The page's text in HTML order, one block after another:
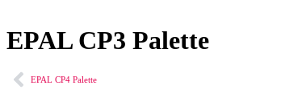
EPAL CP3 Palette
EPAL CP4 Palette